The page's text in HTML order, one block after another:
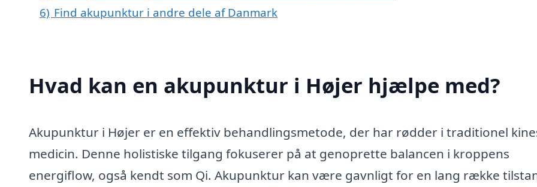
6) Find akupunktur i andre dele af Danmark
Hvad kan en akupunktur i Højer hjælpe med?
Akupunktur i Højer er en effektiv behandlingsmetode, der har rødder i traditionel
medicin. Denne holistiske tilgang fokuserer på at genoprette balancen i kroppens
energiflow, også kendt som Qi. Akupunktur kan være gavnligt for en lang række